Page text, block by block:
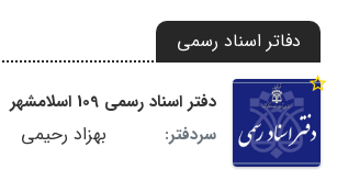
دفاتر اسناد رسمی
دفتر اسناد رسمی 109 اسلامشهر
سردفتر:
بهزاد رحیمی